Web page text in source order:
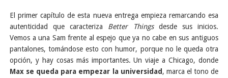
El primer capítulo de esta nueva entrega empieza remarcando esa
autenticidad que caracteriza Better Things desde sus inicios.
Vemos a una Sam frente al espejo que ya no cabe en sus antiguos
pantalones, tomándose esto con humor, porque no le queda otra
opción, y hay cosas más importantes. Un viaje a Chicago, donde
Max se queda para empezar la universidad, marca el tono de